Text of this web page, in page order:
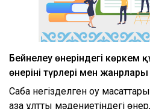
Бейнелеу өнеріндегі көркем
өнерінің түрлері мен жанрлары
Сабақ негізделген оқу
қазақ ұлттық мәдениетіндегі